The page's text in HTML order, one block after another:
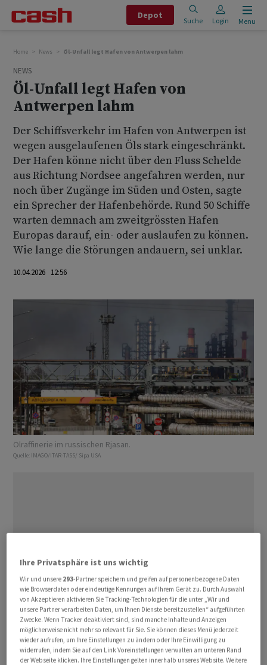
Depot
Suche Login Menu
Home News Öl-Unfall legt Hafen von Antwerpen lahm
NEWS
Öl-Unfall legt Hafen von
Antwerpen lahm
Der Schiffsverkehr im Hafen von Antwerpen ist
wegen ausgelaufenen Öls stark eingeschränkt.
Der Hafen könne nicht über den Fluss Schelde
aus Richtung Nordsee angefahren werden, nur
noch über Zugänge im Süden und Osten, sagte
ein Sprecher der Hafenbehörde. Rund 50 Schiffe
warten demnach am zweitgrössten Hafen
Europas darauf, ein- oder auslaufen zu können.
Wie lange die Störungen andauern, sei unklar.
10.04.2026 12:56
Ölraffinerie im russischen Rjasan.
Quelle: IMAGO/ITAR-TASS/ Sipa USA
Ihre Privatsphäre ist uns wichtig
Wir und unsere 293-Partner speichern und greifen auf personenbezogene Daten
wie Browserdaten oder eindeutige Kennungen auf Ihrem Gerät zu. Durch Auswahl
von Akzeptieren aktivieren Sie Tracking-Technologien für die unter „Wir und
unsere Partner verarbeiten Daten, um Ihnen Dienste bereitzustellen“ aufgeführten
Zwecke. Wenn Tracker deaktiviert sind, sind manche Inhalte und Anzeigen
möglicherweise nicht mehr so relevant für Sie. Sie können dieses Menü jederzeit
wieder aufrufen, um Ihre Einstellungen zu ändern oder Ihre Einwilligung zu
widerrufen, indem Sie auf den Link Voreinstellungen verwalten am unteren Rand
der Webseite klicken. Ihre Einstellungen gelten innerhalb unseres Website. Weitere